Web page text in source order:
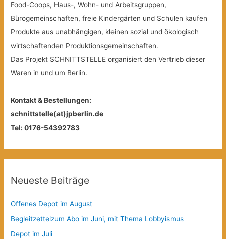
Food-Coops, Haus-, Wohn- und Arbeitsgruppen,
Bürogemeinschaften, freie Kindergärten und Schulen kaufen
Produkte aus unabhängigen, kleinen sozial und ökologisch
wirtschaftenden Produktionsgemeinschaften.
Das Projekt SCHNITTSTELLE organisiert den Vertrieb dieser
Waren in und um Berlin.
Kontakt & Bestellungen:
schnittstelle(at)jpberlin.de
Tel: 0176-54392783
Neueste Beiträge
Offenes Depot im August
Begleitzettelzum Abo im Juni, mit Thema Lobbyismus
Depot im Juli